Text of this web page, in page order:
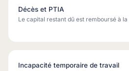
Décès et PTIA
Le capital restant dû est remboursé à
Incapacité temporaire de travail